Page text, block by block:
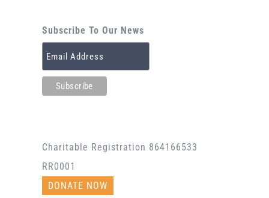
Subscribe To Our News
Charitable Registration 864166533
RR0001
DONATE NOW